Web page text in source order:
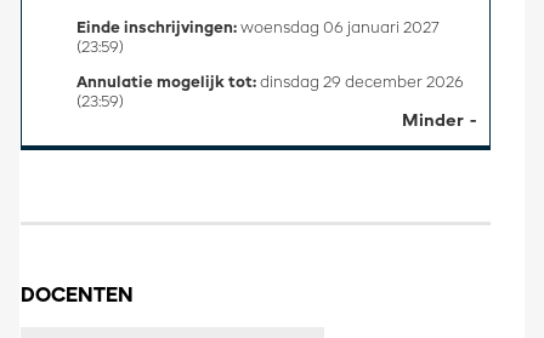
Minder
Einde inschrijvingen: woensdag 06 januari 2027
(23:59)
Annulatie mogelijk tot: dinsdag 29 december 2026
(23:59)
DOCENTEN